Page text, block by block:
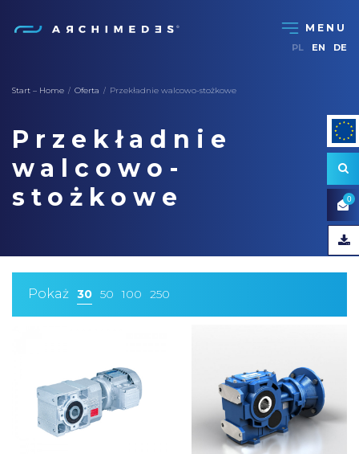
0
PL EN DE
Start – Home / Oferta / Przekładnie walcowo-stożkowe
Przekładnie
walcowo-
stożkowe
Pokaż 30 50 100 250